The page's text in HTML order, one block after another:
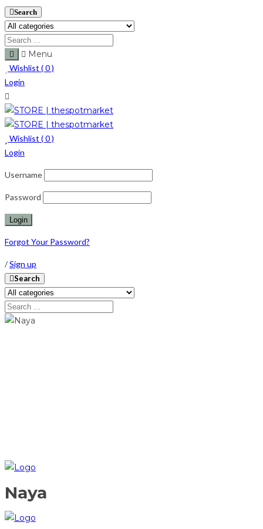
Search
Menu
Wishlist (0)
Login
Wishlist (0)
Login
Username
Password
Forgot Your Password?
/Sign up
Search
Naya